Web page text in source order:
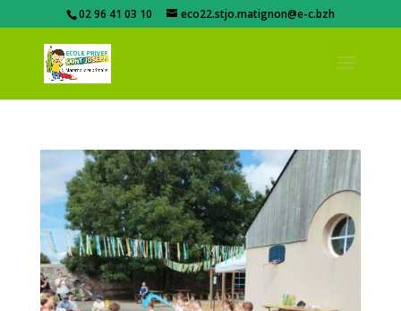
02 96 41 03 10 eco22.stjo.matignon@e-c.bzh